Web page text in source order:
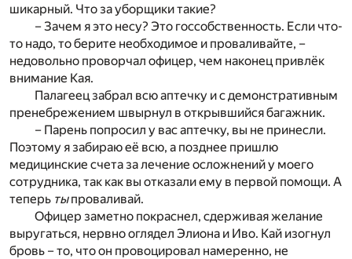
шикарный. Что за уборщики такие?
– Зачем я это несу? Это госсобственность. Если что-
то надо, то берите необходимое и проваливайте, –
недовольно проворчал офицер, чем наконец привлёк
внимание Кая.
Палагеец забрал всю аптечку и с демонстративным
пренебрежением швырнул в открывшийся багажник.
– Парень попросил у вас аптечку, вы не принесли.
Поэтому я забираю её всю, а позднее пришлю
медицинские счета за лечение осложнений у моего
сотрудника, так как вы отказали ему в первой помощи. А
теперь тыпроваливай.
Офицер заметно покраснел, сдерживая желание
выругаться, нервно оглядел Элиона и Иво. Кай изогнул
бровь – то, что он провоцировал намеренно, не